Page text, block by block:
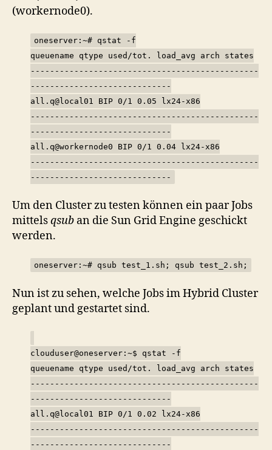
(workernode0).
oneserver:~# qstat -f
queuename qtype used/tot. load_avg arch states
-----------------------------------------------
-----------------------------
all.q@local01 BIP 0/1 0.05 lx24-x86
-----------------------------------------------
-----------------------------
all.q@workernode0 BIP 0/1 0.04 lx24-x86
-----------------------------------------------
-----------------------------
Um den Cluster zu testen können ein paar Jobs
mittelsqsub an die Sun Grid Engine geschickt
werden.
oneserver:~# qsub test_1.sh; qsub test_2.sh;
Nun ist zu sehen, welche Jobs im Hybrid Cluster
geplant und gestartet sind.
clouduser@oneserver:~$ qstat -f
queuename qtype used/tot. load_avg arch states
-----------------------------------------------
-----------------------------
all.q@local01 BIP 0/1 0.02 lx24-x86
-----------------------------------------------
-----------------------------